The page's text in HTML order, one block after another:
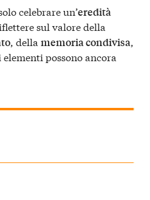
celebrare un’eredità
sul valore della
, della memoria condivisa,
possono ancora